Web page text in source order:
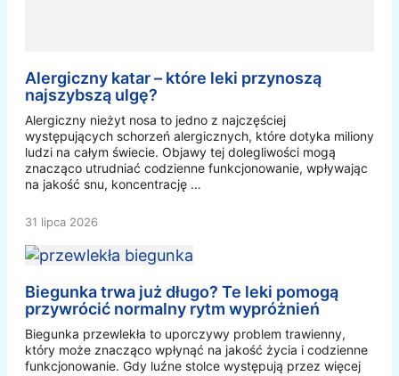
Alergiczny katar – które leki przynoszą
najszybszą ulgę?
Alergiczny nieżyt nosa to jedno z najczęściej
występujących schorzeń alergicznych, które dotyka miliony
ludzi na całym świecie. Objawy tej dolegliwości mogą
znacząco utrudniać codzienne funkcjonowanie, wpływając
na jakość snu, koncentrację …
31 lipca 2026
Biegunka trwa już długo? Te leki pomogą
przywrócić normalny rytm wypróżnień
Biegunka przewlekła to uporczywy problem trawienny,
który może znacząco wpłynąć na jakość życia i codzienne
funkcjonowanie. Gdy luźne stolce występują przez więcej